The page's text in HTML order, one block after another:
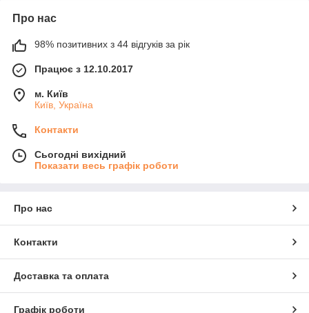
Про нас
98% позитивних з 44 відгуків за рік
Працює з 12.10.2017
м. Київ
Київ, Україна
Контакти
Сьогодні вихідний
Показати весь графік роботи
Про нас
Контакти
Доставка та оплата
Графік роботи